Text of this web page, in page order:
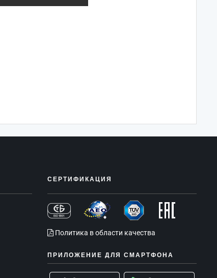
СЕРТИФИКАЦИЯ
Политика в области качества
ПРИЛОЖЕНИЕ ДЛЯ СМАРТФОНА